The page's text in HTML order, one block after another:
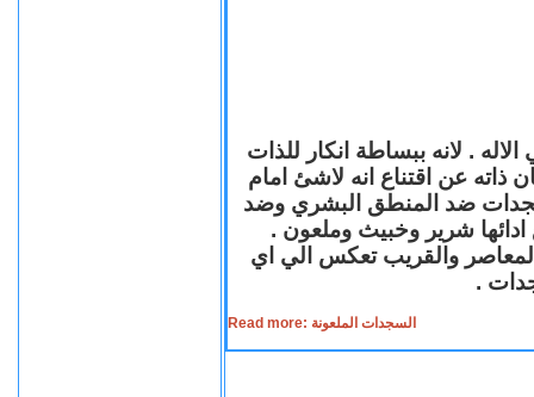
. لانه ببساطة انكار للذات
ذاته عن اقتناع انه لاشئ امام
ضد المنطق البشري وضد
ادائها شرير وخبيث وملعون .
المعاصر والقريب تعكس الي اي
.
Read more: السجدات الملعونة